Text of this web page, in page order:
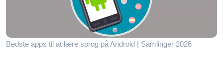
Bedste apps til at lære sprog på Android | Samlinger 2026